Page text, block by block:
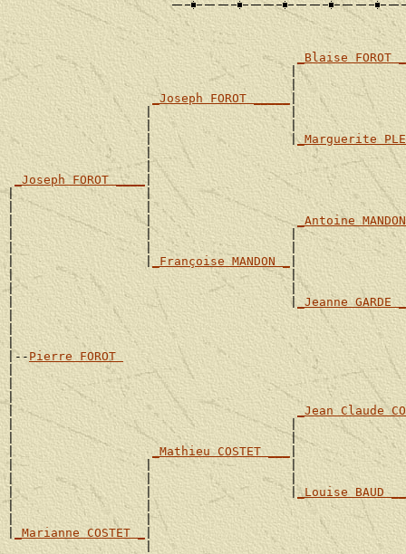
_Blaise FOROT
|
|
_Joseph FOROT _____ |
|                   |
|
                   |                   |
_Marguerite
|
|
_Joseph FOROT ____|
|                  |
|                  |
|                  |
_Antoine
|                  |                   |                     |
|                  |                   |
|                  |
_Françoise MANDON _
|                                      |
|                                      |
|                                      | _Jeanne GARDE
|                                                            |
|
|-- Pierre FOROT
|
|
|
_Jean Claude
|                                      |                     |
|                                      |
|
_Mathieu COSTET ___
|                  |                   |
|                  |                   |
|                  |                   | _Louise BAUD
|                  |                                         |
|                  |
| _Marianne COSTET _
|